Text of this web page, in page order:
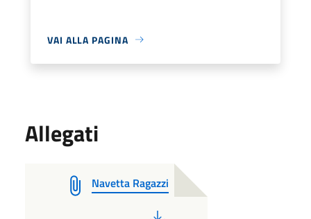
VAI ALLA PAGINA
Allegati
Navetta Ragazzi